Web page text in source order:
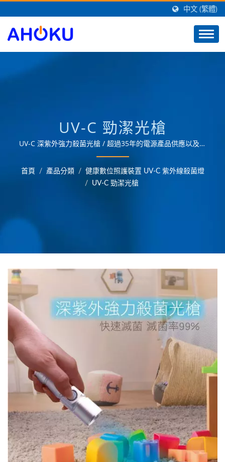
中文 (繁體)
UV-C 勁潔光槍
UV-C 深紫外強力殺菌光槍 / 超過35年的電源產品供應以及洞
悉市場需求，可為OEM／ODM客戶提供最佳的智慧家庭解決
方案，提供各領域的電源管理應用需求。
首頁 / 產品分類 /
健康數位照護裝置 UV-C 紫外線殺菌燈
/
UV-C 勁潔光槍